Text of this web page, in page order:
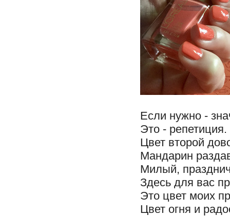
Если нужно -
Это - репетиция.
Цвет второй
Мандарин
Милый,
Здесь для вас
Это цвет моих
Цвет огня и